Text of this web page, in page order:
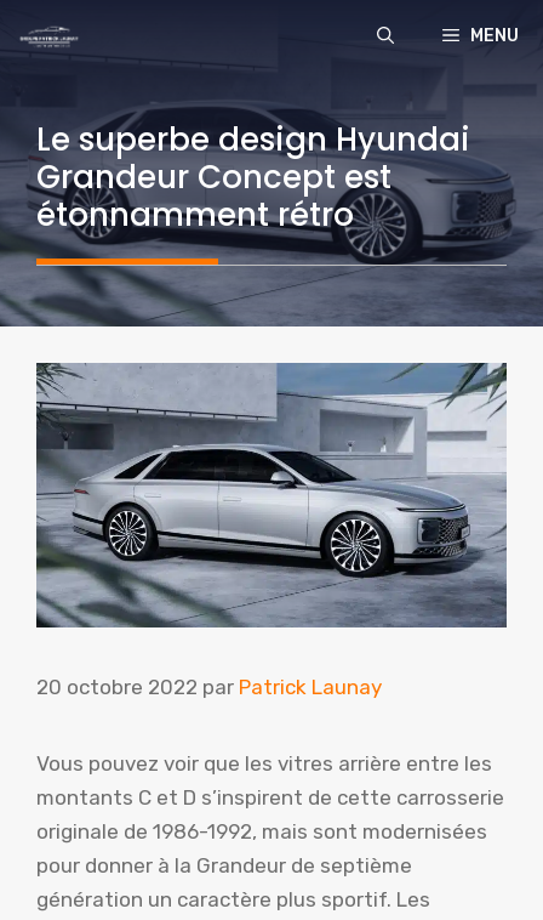
MENU
Le superbe design Hyundai
Grandeur Concept est
étonnamment rétro
20 octobre 2022 par Patrick Launay
Vous pouvez voir que les vitres arrière entre les
montants C et D s’inspirent de cette carrosserie
originale de 1986-1992, mais sont modernisées
pour donner à la Grandeur de septième
génération un caractère plus sportif. Les